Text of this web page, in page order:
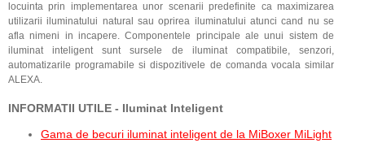
locuinta prin implementarea unor scenarii predefinite ca maximizarea
utilizarii iluminatului natural sau oprirea iluminatului atunci cand nu se
afla nimeni in incapere. Componentele principale ale unui sistem de
iluminat inteligent sunt sursele de iluminat compatibile, senzori,
automatizarile programabile si dispozitivele de comanda vocala similar
ALEXA.
INFORMATII UTILE - Iluminat Inteligent
Gama de becuri iluminat inteligent de la MiBoxer MiLight